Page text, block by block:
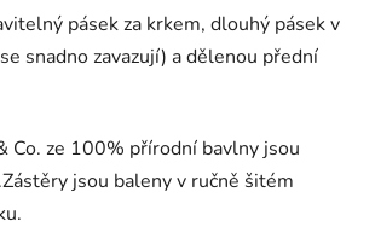
pásek za krkem, dlouhý pásek v
snadno zavazují) a dělenou přední
Co. ze 100% přírodní bavlny jsou
jsou baleny v ručně šitém